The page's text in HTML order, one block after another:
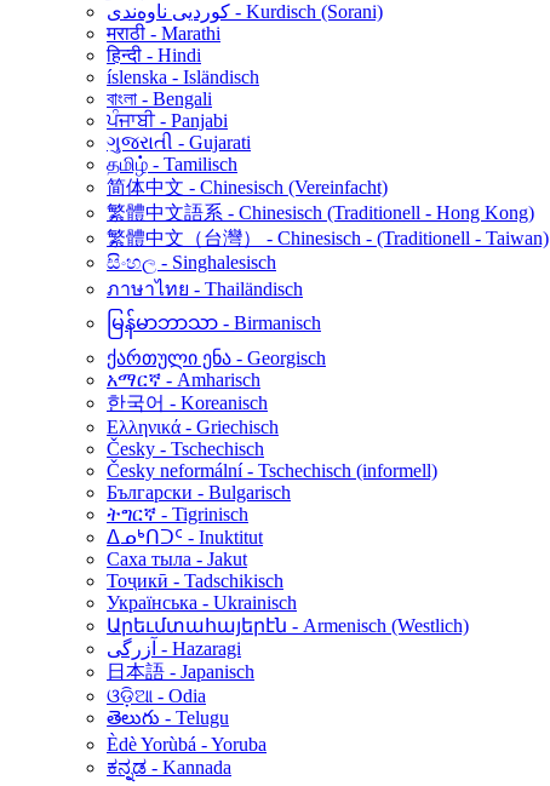
کوردیی ناوەندی - Kurdisch (Sorani)
मराठी - Marathi
हिन्दी - Hindi
íslenska - Isländisch
বাংলা - Bengali
ਪੰਜਾਬੀ - Panjabi
ગુજરાતી - Gujarati
தமிழ் - Tamilisch
简体中文 - Chinesisch (Vereinfacht)
繁體中文語系 - Chinesisch (Traditionell - Hong Kong)
繁體中文（台灣） - Chinesisch - (Traditionell - Taiwan)
සිංහල - Singhalesisch
ภาษาไทย - Thailändisch
မြန်မာဘာသာ - Birmanisch
ქართული ენა - Georgisch
አማርኛ - Amharisch
한국어 - Koreanisch
Ελληνικά - Griechisch
Česky - Tschechisch
Česky neformální - Tschechisch (informell)
Български - Bulgarisch
ትግርኛ - Tigrinisch
ᐃᓄᒃᑎᑐᑦ - Inuktitut
Саха тыла - Jakut
Тоҷикӣ - Tadschikisch
Українська - Ukrainisch
Արեւմտահայերէն - Armenisch (Westlich)
آزرگی - Hazaragi
日本語 - Japanisch
ଓଡ଼ିଆ - Odia
తెలుగు - Telugu
Èdè Yorùbá - Yoruba
ಕನ್ನಡ - Kannada